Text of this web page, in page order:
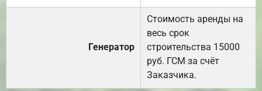
Генератор
Стоимость аренды на
весь срок
строительства 15000
руб. ГСМ за счёт
Заказчика.